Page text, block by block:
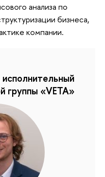
анализа по
бизнеса,
компании.
группы «VETA»